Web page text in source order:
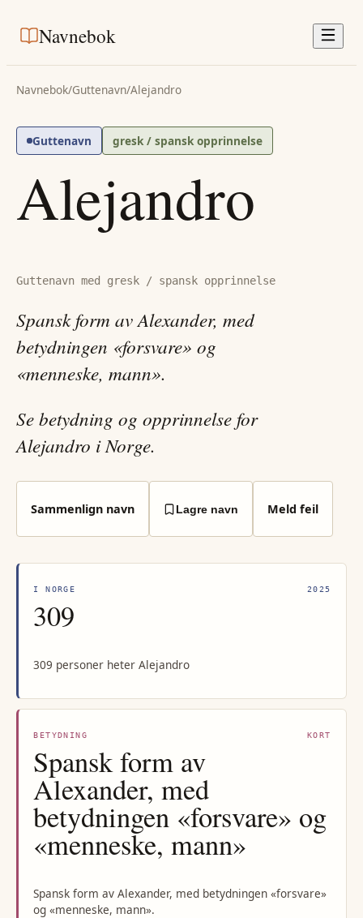
Navnebok
Navnebok/Guttenavn/Alejandro
Guttenavn gresk / spansk opprinnelse
Alejandro
Guttenavn med gresk / spansk opprinnelse
Spansk form av Alexander, med
betydningen «forsvare» og
«menneske, mann».
Se betydning og opprinnelse for
Alejandro i Norge.
Sammenlign navn Lagre navn Meld feil
I NORGE 2025
309
309 personer heter Alejandro
BETYDNING KORT
Spansk form av
Alexander, med
betydningen «forsvare» og
«menneske, mann»
Spansk form av Alexander, med betydningen «forsvare»
og «menneske, mann».